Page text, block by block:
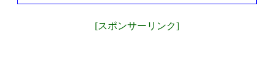
[スポンサーリンク]